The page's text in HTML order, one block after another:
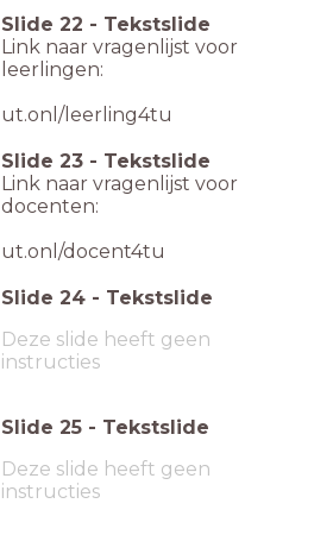
Slide 22 - Tekstslide
Link naar vragenlijst voor
leerlingen:
ut.onl/leerling4tu
Slide 23 - Tekstslide
Link naar vragenlijst voor
docenten:
ut.onl/docent4tu
Slide 24 - Tekstslide
Deze slide heeft geen
instructies
Slide 25 - Tekstslide
Deze slide heeft geen
instructies